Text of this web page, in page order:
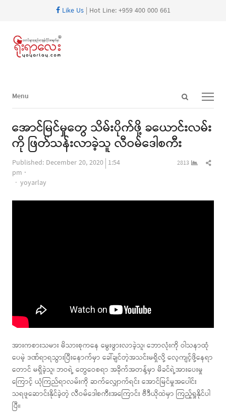
Like Us| Hot Line: +959 400 000 661
Open
panel
Menu
Menu
အောင်မြင်မှုတွေ သိမ်းပိုက်ဖို့ ခယောင်းလမ်း
ကို ဖြတ်သန်းလာခဲ့သူ လီဝမ်ဒေါစကီး
Published: December 20, 2020 1:54
pm
Author
yoyarlay
2813
အားကစားသမား မိသားစုကနေ မွေးဖွားလာခဲ့သူ၊ ဘောလုံးကို ဝါသနာထုံ
ပေမဲ့ ဒဏ်ရာရသွားပြီးနောက်မှာ ခေါ်ချင်တဲ့အသင်းမရှိလို့ လေ့ကျင့်ဖို့နေရာ
တောင် မရှိခဲ့သူ၊ ဘဝရဲ့ တွေဝေစရာ အခိုက်အတန့်မှာ မိခင်ရဲ့အားပေးမှု
ကြောင့် ယုံကြည်ရာလမ်းကို ဆက်လျှောက်ရင်း အောင်မြင်မှုအပေါင်း
သရဖူဆောင်းနိုင်ခဲ့တဲ့ လီဝမ်ဒေါစကီးအကြောင်း ဗီဒီယိုထဲမှာ ကြည့်ရှုနိုင်ပါ
ပြီ။